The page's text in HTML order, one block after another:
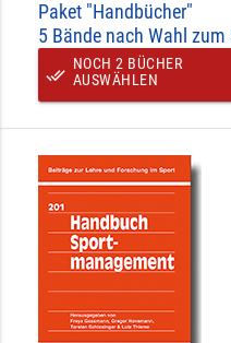
Paket "Handbücher"
5 Bände nach Wahl
done_all
NOCH 2 BÜCHER
AUSWÄHLEN